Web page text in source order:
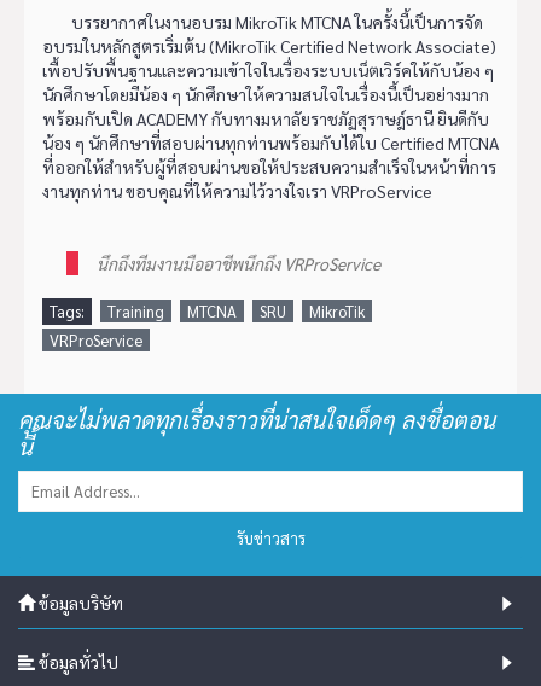
บรรยากาศในงานอบรม MikroTik MTCNA ในครั้งนี้เป็นการจัด
อบรมในหลักสูตรเริ่มต้น (MikroTik Certified Network Associate)
เพื้อปรับพื้นฐานและความเข้าใจในเรื่องระบบเน็ตเวิร์คให้กับน้อง ๆ
นักศึกษาโดยมีน้อง ๆ นักศึกษาให้ความสนใจในเรื่องนี้เป็นอย่างมาก
พร้อมกับเปิด ACADEMY กับทางมหาลัยราชภัฏสุราษฎ์ธานี ยินดีกับ
น้อง ๆ นักศึกษาที่สอบผ่านทุกท่านพร้อมกับได้ใบ Certified MTCNA
ที่ออกให้สำหรับผู้ที่สอบผ่านขอให้ประสบความสำเร็จในหน้าที่การ
งานทุกท่าน ขอบคุณที่ให้ความไว้วางใจเรา VRProService
นึกถึงทีมงานมืออาชีพนึกถึง VRProService
Tags: Training MTCNA SRU
MikroTik
VRProService
คุณจะไม่พลาดทุกเรื่องราวที่น่าสนใจเด็ดๆ ลงชื่อตอน
นี้
รับข่าวสาร
ข้อมูลบริษัท
ข้อมูลทั่วไป